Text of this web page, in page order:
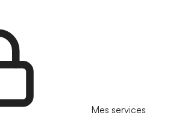
Mes services